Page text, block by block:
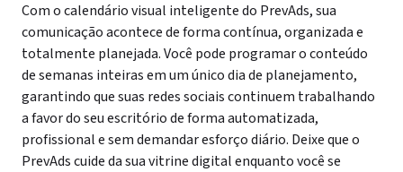
Com o calendário visual inteligente do PrevAds, sua
comunicação acontece de forma contínua, organizada e
totalmente planejada. Você pode programar o conteúdo
de semanas inteiras em um único dia de planejamento,
garantindo que suas redes sociais continuem trabalhando
a favor do seu escritório de forma automatizada,
profissional e sem demandar esforço diário. Deixe que o
PrevAds cuide da sua vitrine digital enquanto você se